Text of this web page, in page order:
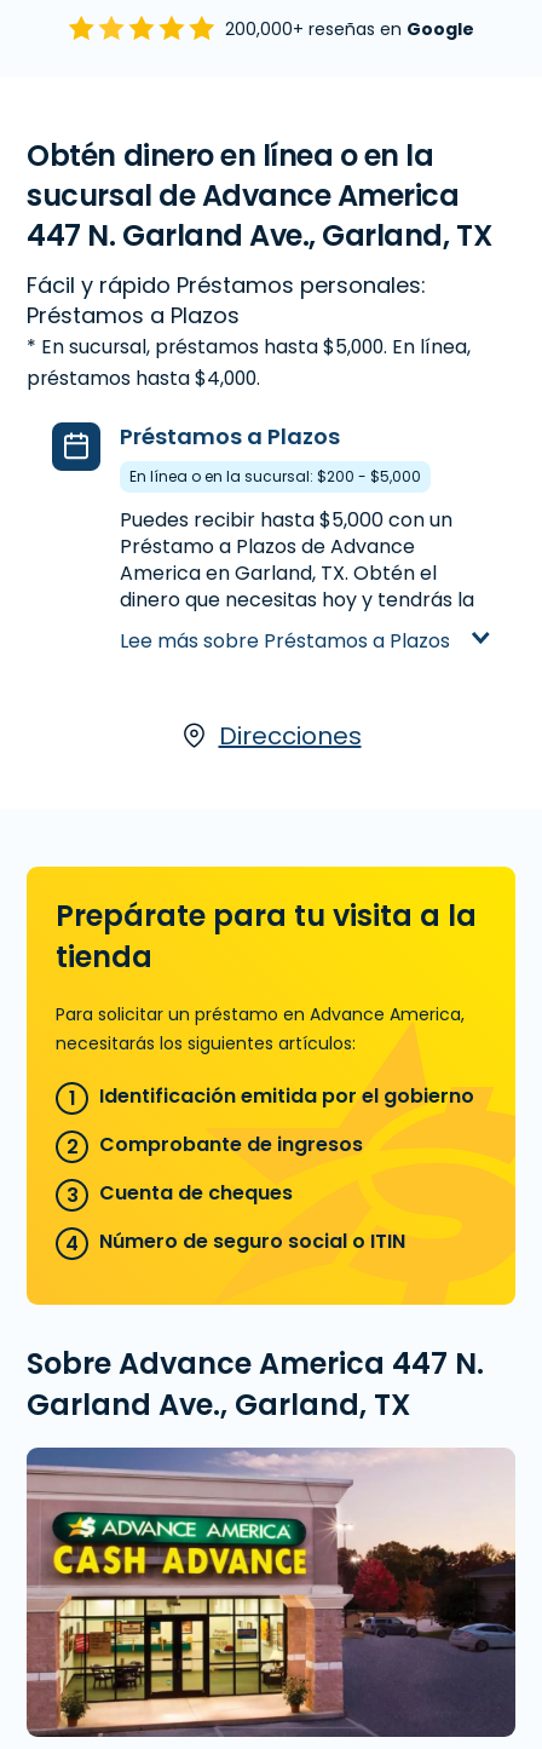
200,000+ reseñas en Google
Obtén dinero en línea o en la
sucursal de Advance America
447 N. Garland Ave., Garland, TX
Fácil y rápido Préstamos personales:
Préstamos a Plazos
* En sucursal, préstamos hasta $5,000. En línea,
préstamos hasta $4,000.
Préstamos a Plazos
En línea o en la sucursal: $200 - $5,000
Puedes recibir hasta $5,000 con un
Préstamo a Plazos de Advance
America en Garland, TX. Obtén el
dinero que necesitas hoy y tendrás la
flexibilidad the pagarlo a plazos con
más tiempo. A diferencia de los
préstamos con montos más altos y
Garland, TX, para un Préstamo a
para precalificar.
Aprende más sobre Préstamos a
Lee más sobre Préstamos a Plazos
Direcciones
Prepárate para tu visita a la
tienda
Para solicitar un préstamo en Advance America,
necesitarás los siguientes artículos:
Identificación emitida por el gobierno
Comprobante de ingresos
Cuenta de cheques
Número de seguro social o ITIN
Sobre Advance America 447 N.
Garland Ave., Garland, TX